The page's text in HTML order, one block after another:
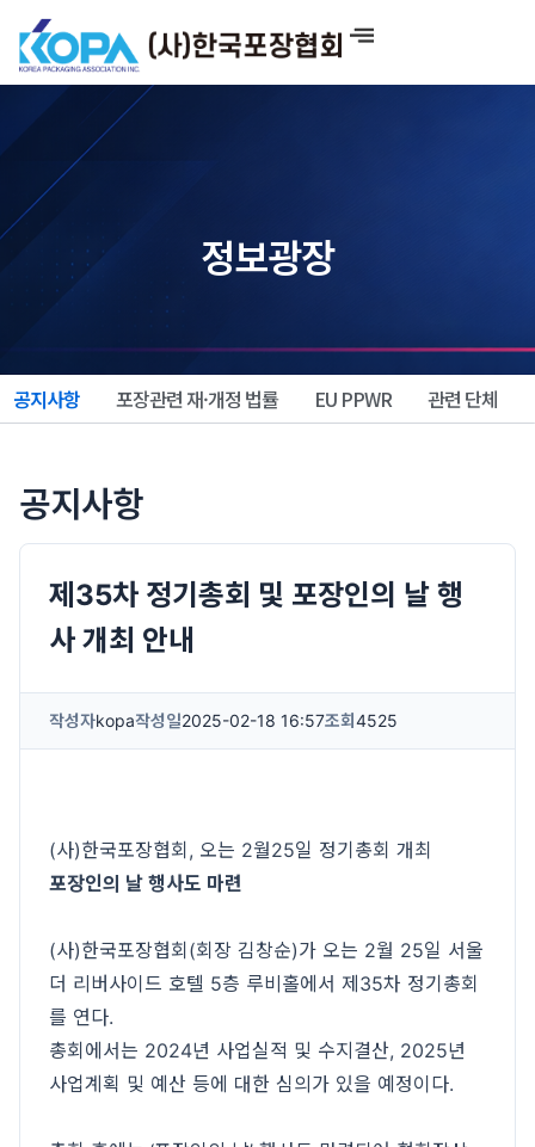
너
정보광장
공지사항 포장관련 재·개정 법률 EU PPWR 관련 단체
공지사항
제35차 정기총회 및 포장인의 날 행
사 개최 안내
작성자kopa작성일2025-02-18 16:57조회 4525
(사)한국포장협회, 오는 2월25일 정기총회 개최
포장인의 날 행사도 마련
(사)한국포장협회(회장 김창순)가 오는 2월 25일 서울
더 리버사이드 호텔 5층 루비홀에서 제35차 정기총회
를 연다.
총회에서는 2024년 사업실적 및 수지결산, 2025년
사업계획 및 예산 등에 대한 심의가 있을 예정이다.